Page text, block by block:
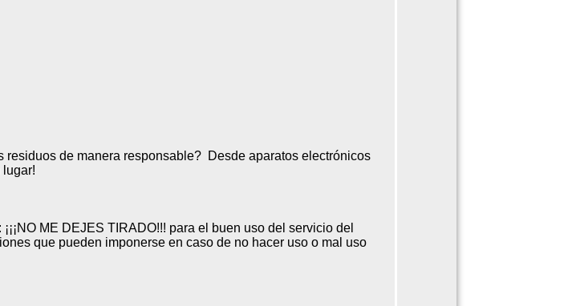
residuos de manera responsable? Desde aparatos electrónicos
lugar!
ME DEJES TIRADO!!! para el buen uso del servicio del
que pueden imponerse en caso de no hacer uso o mal uso